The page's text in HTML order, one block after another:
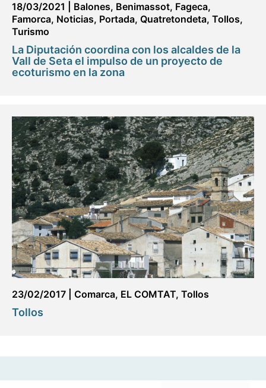
18/03/2021 Balones, Benimassot, Fageca,
Famorca, Noticias, Portada, Quatretondeta, Tollos,
Turismo
La Diputación coordina con los alcaldes de la
Vall de Seta el impulso de un proyecto de
ecoturismo en la zona
23/02/2017 Comarca, EL COMTAT, Tollos
Tollos